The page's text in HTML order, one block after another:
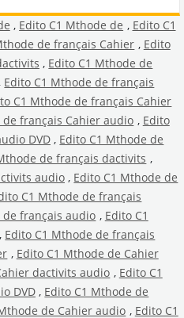
, Edito C1 Mthode de , Edito C1
de français Cahier , Edito
, Edito C1 Mthode de
Edito C1 Mthode de français
C1 Mthode de français Cahier
de français Cahier audio , Edito
DVD , Edito C1 Mthode de
de français dactivits ,
audio , Edito C1 Mthode de
C1 Mthode de français
de français audio , Edito C1
, Edito C1 Mthode de français
, Edito C1 Mthode de Cahier
dactivits audio , Edito C1
DVD , Edito C1 Mthode de
de Cahier audio , Edito C1